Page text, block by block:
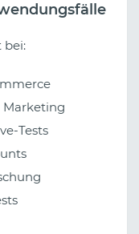
bei:
Marketing
Tests